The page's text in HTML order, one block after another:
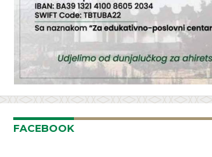
FACEBOOK